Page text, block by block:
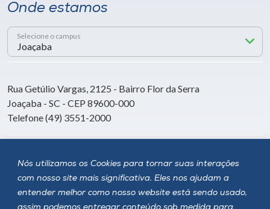
Nós utilizamos os Cookies para tornar suas interações
com nosso site mais significativa. Eles nos ajudam a
entender melhor como nosso website está sendo usado,
assim podemos entregar conteúdo sob medida para
Onde estamos
Selecione o campus
Rua Getúlio Vargas, 2125 - Bairro Flor da Serra
Joaçaba - SC - CEP 89600-000
Telefone (49) 3551-2000
Siga a Unoesc